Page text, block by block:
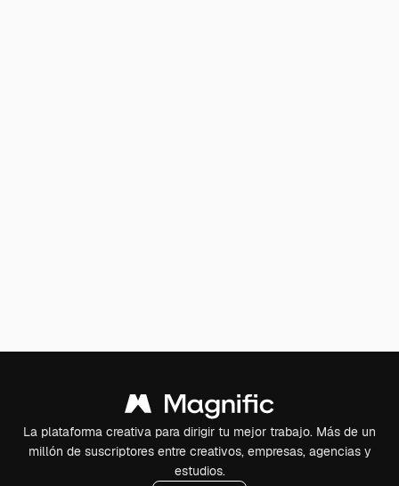
La plataforma creativa para dirigir tu mejor trabajo. Más de un
millón de suscriptores entre creativos, empresas, agencias y
estudios.